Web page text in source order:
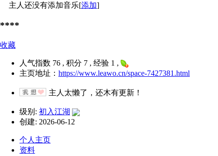
主人还没有添加音乐[添加]
****
收藏
人气指数 76 , 积分 7 , 经验 1 ,
主页地址： https://www.leawo.cn/space-7427381.html
主人太懒了，还木有更新！
级别: 初入江湖
创建: 2026-06-12
个人主页
资料